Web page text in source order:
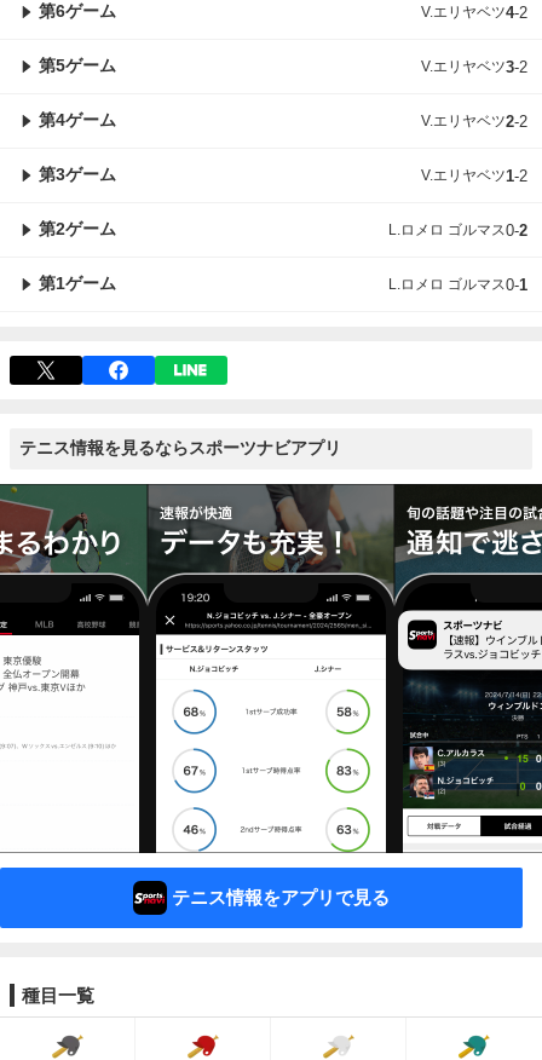
第6ゲーム V.エリヤベツ4-2
第5ゲーム V.エリヤベツ3-2
第4ゲーム V.エリヤベツ2-2
第3ゲーム V.エリヤベツ1-2
第2ゲーム L.ロメロ ゴルマス0-2
第1ゲーム L.ロメロ ゴルマス0-1
テニス情報を見るならスポーツナビアプリ
テニス情報をアプリで見る
種目一覧